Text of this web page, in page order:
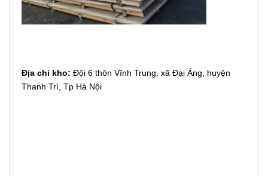
Địa chỉ kho: Đội 6 thôn Vĩnh Trung, xã Đại Áng, huyện
Thanh Trì, Tp Hà Nội